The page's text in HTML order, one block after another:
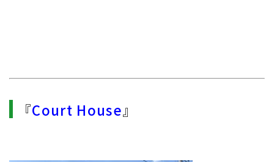
『Court House』